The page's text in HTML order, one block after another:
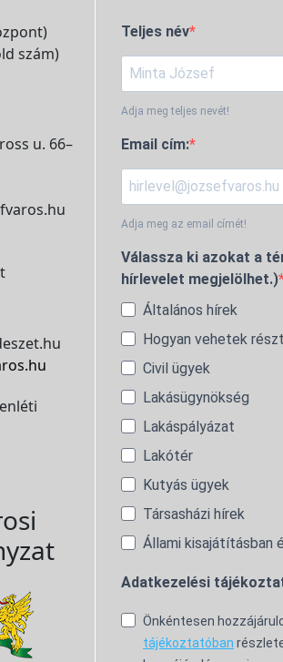
szám)
u. 66–
Teljes név
Adja meg teljes nevét!
Email cím:
Adja meg az email címét!
Válassza ki azokat a
hírlevelet megjelölhet.)
Általános hírek
Hogyan vehetek részt
Civil ügyek
Lakásügynökség
Lakáspályázat
Lakótér
Kutyás ügyek
Társasházi hírek
Állami kisajátításban
Adatkezelési
Önkéntesen
tájékoztatóban